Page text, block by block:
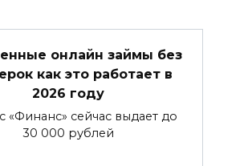
онлайн займы без
как это работает в
2026 году
«Финанс» сейчас выдает до
30 000 рублей